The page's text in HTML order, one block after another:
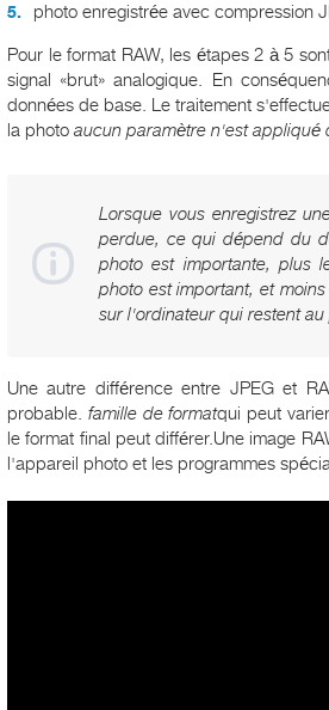
photo enregistrée avec compression
Pour le format RAW, les étapes 2 à 5
signal «brut» analogique. En
données de base. Le traitement
la photo aucun paramètre n'est appliqué
Lorsque vous enregistrez
perdue, ce qui dépend du
photo est importante, plus
photo est important, et
sur l'ordinateur qui restent au
Une autre différence entre JPEG et
probable. famille de formatqui peut
le format final peut différer.Une image
l'appareil photo et les programmes